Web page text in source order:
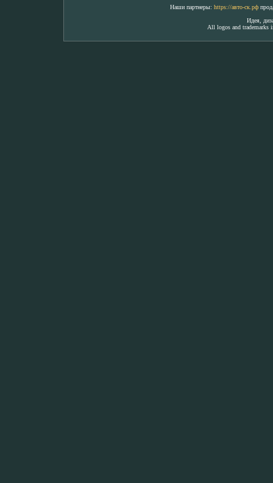
Наши партнеры: https://авто-ск.рф
Идея,
All logos and trademarks